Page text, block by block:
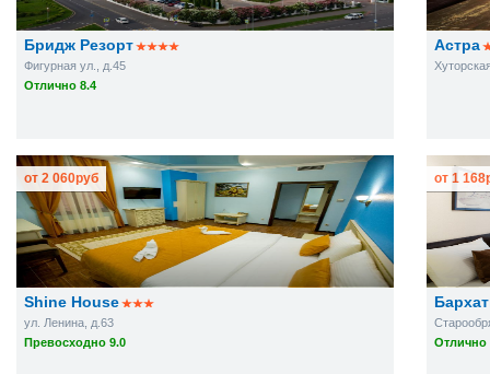
Бридж Резорт
Фигурная ул., д.45
Отлично 8.4
Астра
Shine House
ул. Ленина, д.63
Превосходно 9.0
от 2 060руб
Отлично
от 1 168